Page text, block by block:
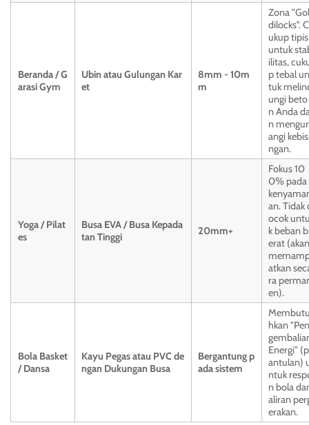
Beranda / G
arasi Gym
Ubin atau Gulungan Kar
et
8mm - 10m
m
Zona "Gol
dilocks". C
ukup tipis
untuk
ilitas,
p tebal un
tuk
ungi beto
n Anda
n mengur
angi
ngan.
Yoga / Pilat
es
Busa EVA / Busa Kepada
tan Tinggi
20mm+
Fokus 10
0% pada
an. Tidak
ocok
k beban b
erat (akan
atkan
ra
en).
Bola Basket
/ Dansa
Kayu Pegas atau PVC de
ngan Dukungan Busa
Bergantung p
ada sistem
hkan "Pen
Energi" (p
antulan)
ntuk
n bola
aliran
erakan.